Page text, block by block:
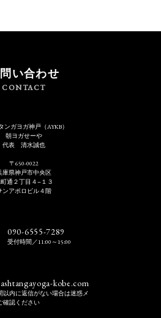
い合わせ
CONTACT
ンガヨガ神戸（AYKB）
朝ヨガせーや
代表 清水誠也
〒650-0022
庫県神戸市中央区
通２丁目４−１３
ンアポロビル４階
090-6555-7289
受付時間／11:00～15:00
kobe.com
以内に返信がない場合は迷惑メ
確認ください